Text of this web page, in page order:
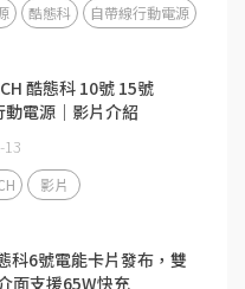
酷態科 自帶線行動電源
酷態科 10號 15號
動電源｜影片介紹
13
影片
科6號電能卡片發布，雙
面支援65W快充